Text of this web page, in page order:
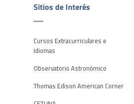
Sitios de Interés
Cursos Extracurriculares e
Idiomas
Observatorio Astronómico
Thomas Edison American Corner